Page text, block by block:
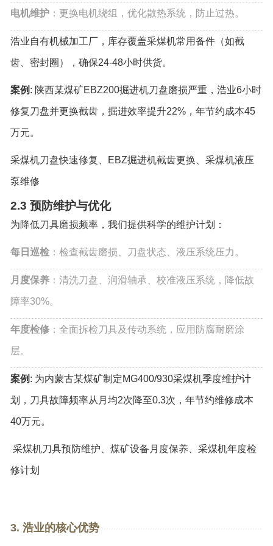
电机维护 ：更换电机绕组，优化散热系统，防止过热。
浩业自有机械加工厂，库存覆盖采煤机常用备件（如截
齿、密封圈），确保24-48小时供货。
案例 : 陕西某煤矿EBZ200掘进机刀盘磨损严重，浩业6小时
修复刀盘并更换截齿，掘进效率提升22%，年节约成本45
万元。
采煤机刀盘快速修复、EBZ掘进机截齿更换、采煤机液压
泵维修
2.3 预防维护与优化
为降低刀具磨损频率，我们提供科学的维护计划：
每日巡检 ：检查截齿磨损、刀盘状态、液压系统压力。
月度保养 ：清洗刀盘、润滑轴承、校准液压系统，降低故
障率30%。
年度检修 ：全面拆检刀具及传动系统，应用防腐耐磨涂
层。
案例 : 为内蒙古某煤矿制定MG400/930采煤机季度维护计
划，刀具故障频率从月均2次降至0.3次，年节约维修成本
40万元。
采煤机刀具预防维护、煤矿设备月度保养、采煤机年度检
修计划
3. 浩业的核心优势